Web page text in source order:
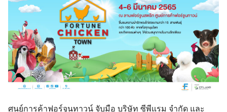
English
ศูนย์การค้าฟอร์จูนทาวน์ จับมือ บริษัท ซีพีแรม จำกัด และ